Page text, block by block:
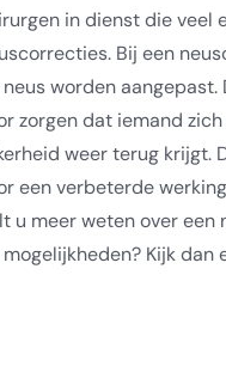
in dienst die veel
Bij een
worden aangepast.
zorgen dat iemand
weer terug krijgt.
een verbeterde
u meer weten over
Kijk dan